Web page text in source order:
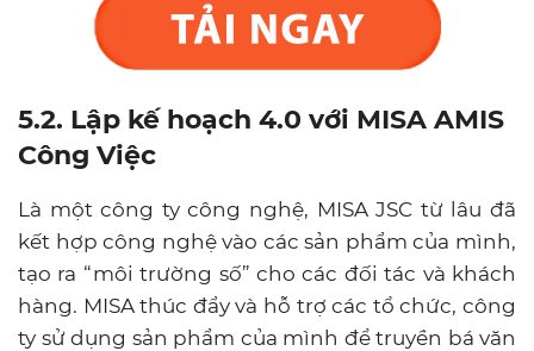
5.2. Lập kế hoạch 4.0 với MISA AMIS
Công Việc
Là một công ty công nghệ, MISA JSC từ lâu đã
kết hợp công nghệ vào các sản phẩm của mình,
tạo ra “môi trường số” cho các đối tác và khách
hàng. MISA thúc đẩy và hỗ trợ các tổ chức, công
ty sử dụng sản phẩm của mình để truyền bá văn